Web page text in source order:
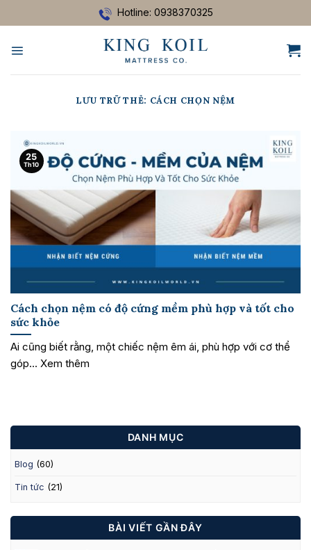
dung
Hotline: 0938370325
LƯU TRỮ THẺ: CÁCH CHỌN NỆM
DANH MỤC
Blog (60)
Tin tức (21)
BÀI VIẾT GẦN ĐÂY
Cách chọn nệm có độ cứng mềm phù hợp và tốt cho
sức khỏe
Ai cũng biết rằng, một chiếc nệm êm ái, phù hợp với cơ thể
góp... Xem thêm
25
Th10